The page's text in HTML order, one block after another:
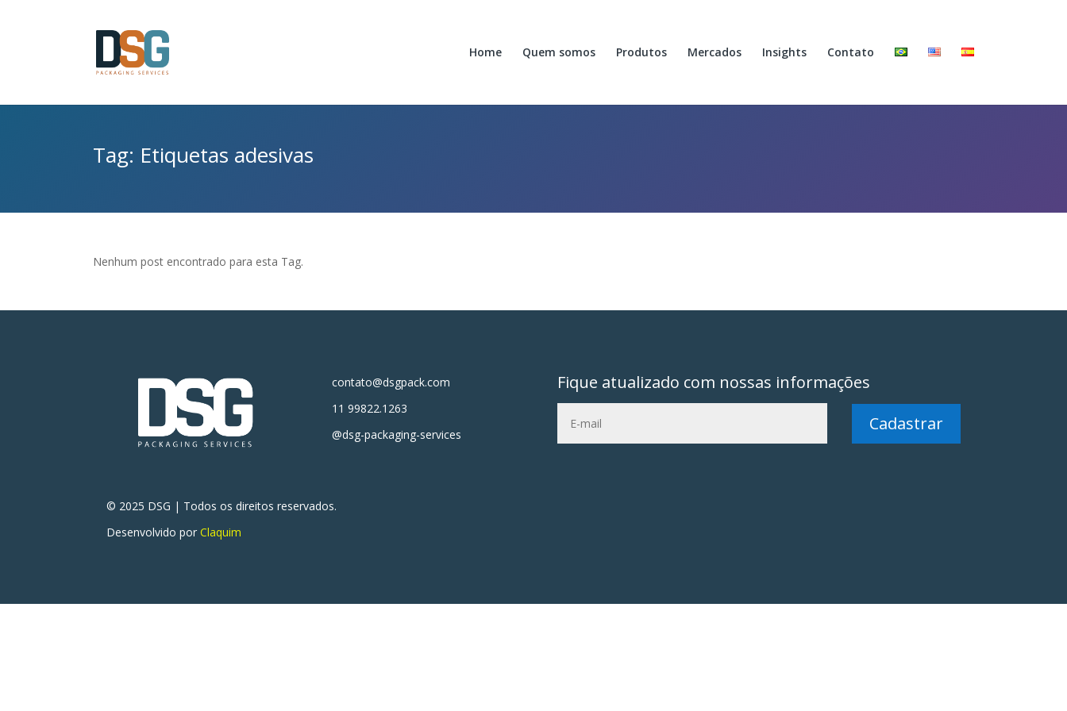
Home Quem somos Produtos Mercados Insights Contato
Tag: Etiquetas adesivas
Nenhum post encontrado para esta Tag.
contato@dsgpack.com
11 99822.1263
@dsg-packaging-services
Fique atualizado com nossas informações
Cadastrar
© 2025 DSG | Todos os direitos reservados.
Desenvolvido porClaquim